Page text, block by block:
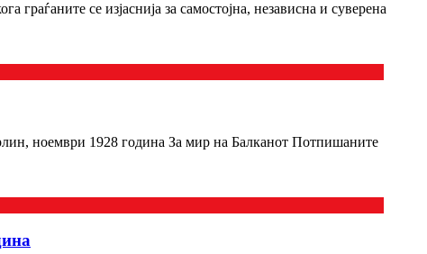
се изјаснија за самостојна, независна и суверена
ноември 1928 година За мир на Балканот Потпишаните